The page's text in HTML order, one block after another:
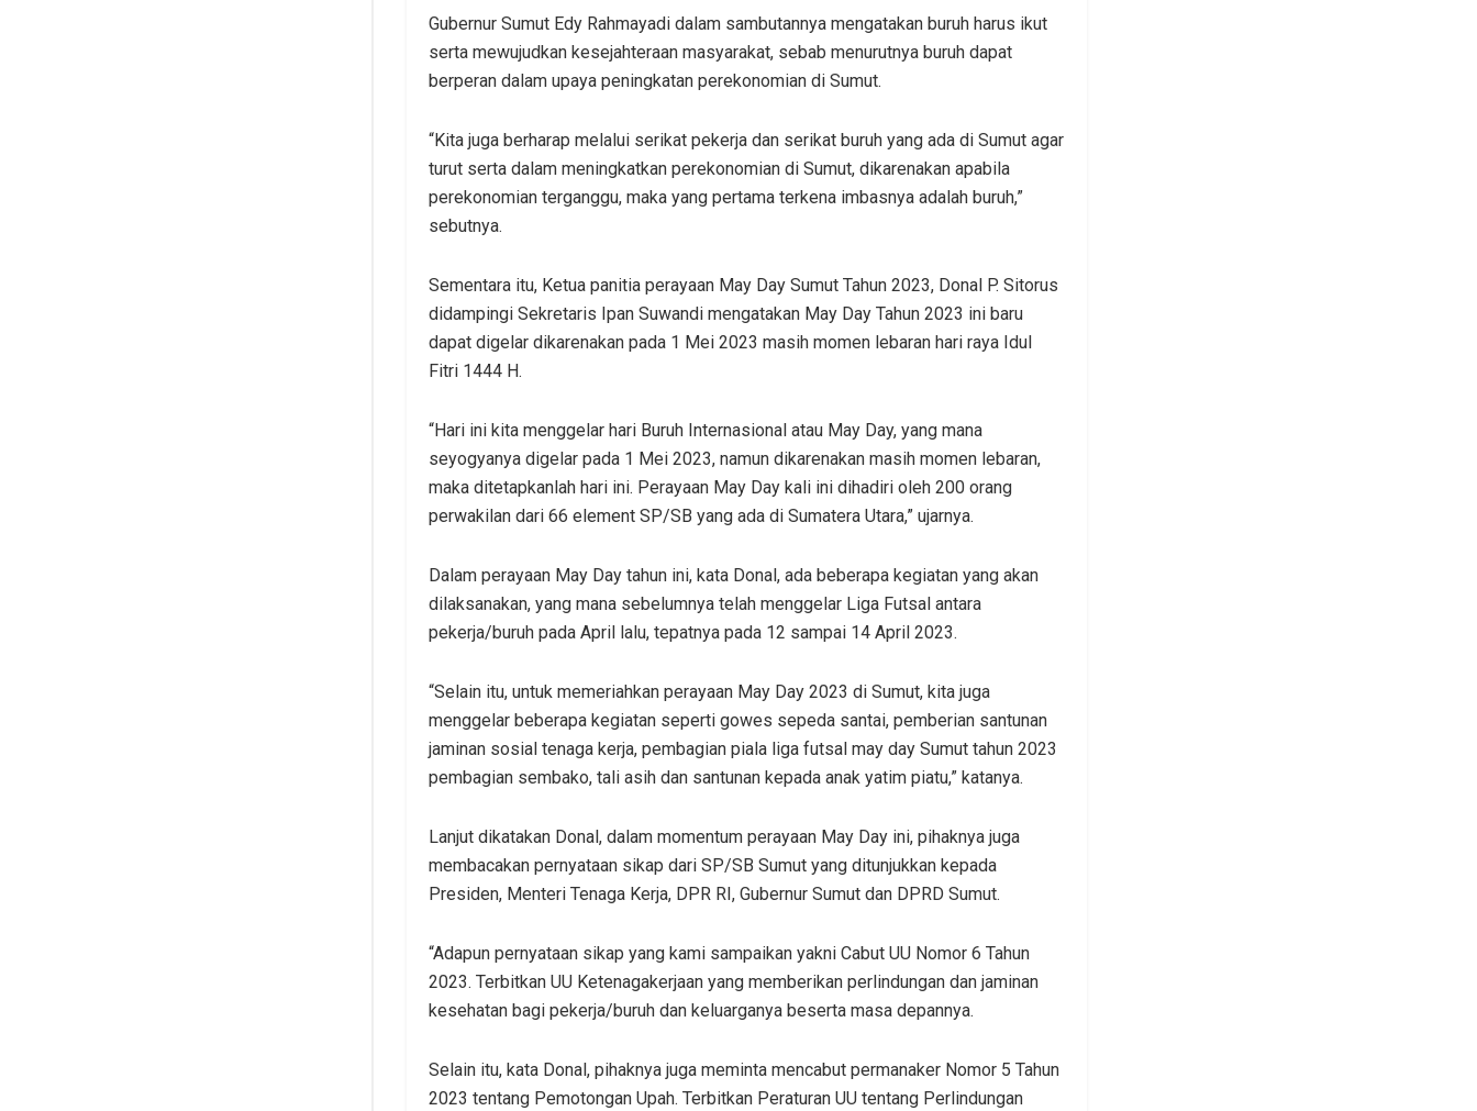
Gubernur Sumut Edy Rahmayadi dalam sambutannya mengatakan buruh harus ikut
serta mewujudkan kesejahteraan masyarakat, sebab menurutnya buruh dapat
berperan dalam upaya peningkatan perekonomian di Sumut.
“Kita juga berharap melalui serikat pekerja dan serikat buruh yang ada di Sumut agar
turut serta dalam meningkatkan perekonomian di Sumut, dikarenakan apabila
perekonomian terganggu, maka yang pertama terkena imbasnya adalah buruh,”
sebutnya.
Sementara itu, Ketua panitia perayaan May Day Sumut Tahun 2023, Donal P. Sitorus
didampingi Sekretaris Ipan Suwandi mengatakan May Day Tahun 2023 ini baru
dapat digelar dikarenakan pada 1 Mei 2023 masih momen lebaran hari raya Idul
Fitri 1444 H.
“Hari ini kita menggelar hari Buruh Internasional atau May Day, yang mana
seyogyanya digelar pada 1 Mei 2023, namun dikarenakan masih momen lebaran,
maka ditetapkanlah hari ini. Perayaan May Day kali ini dihadiri oleh 200 orang
perwakilan dari 66 element SP/SB yang ada di Sumatera Utara,” ujarnya.
Dalam perayaan May Day tahun ini, kata Donal, ada beberapa kegiatan yang akan
dilaksanakan, yang mana sebelumnya telah menggelar Liga Futsal antara
pekerja/buruh pada April lalu, tepatnya pada 12 sampai 14 April 2023.
“Selain itu, untuk memeriahkan perayaan May Day 2023 di Sumut, kita juga
menggelar beberapa kegiatan seperti gowes sepeda santai, pemberian santunan
jaminan sosial tenaga kerja, pembagian piala liga futsal may day Sumut tahun 2023
pembagian sembako, tali asih dan santunan kepada anak yatim piatu,” katanya.
Lanjut dikatakan Donal, dalam momentum perayaan May Day ini, pihaknya juga
membacakan pernyataan sikap dari SP/SB Sumut yang ditunjukkan kepada
Presiden, Menteri Tenaga Kerja, DPR RI, Gubernur Sumut dan DPRD Sumut.
“Adapun pernyataan sikap yang kami sampaikan yakni Cabut UU Nomor 6 Tahun
2023. Terbitkan UU Ketenagakerjaan yang memberikan perlindungan dan jaminan
kesehatan bagi pekerja/buruh dan keluarganya beserta masa depannya.
Selain itu, kata Donal, pihaknya juga meminta mencabut permanaker Nomor 5 Tahun
2023 tentang Pemotongan Upah. Terbitkan Peraturan UU tentang Perlindungan